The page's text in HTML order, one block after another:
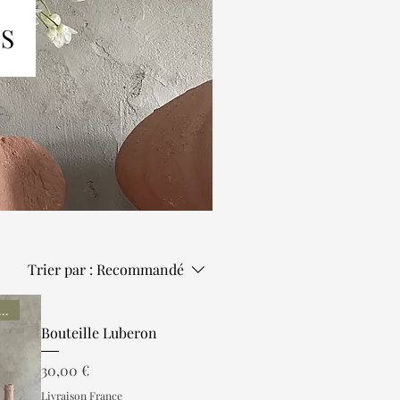
Trier par : Recommandé
à l'unité
Bouteille Luberon
Prix
30,00 €
Livraison France